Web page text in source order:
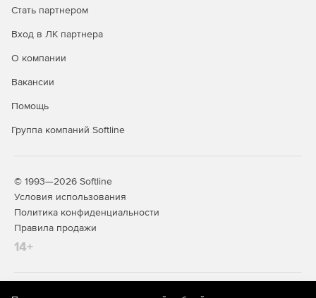
Интеграция с DLP и SIEM.
Специальные службы (встроены в
продукт и входят в его стоимость):
Почтовый сервер.
IP-телефония.
Дополнительные модули:
Антивирус Kaspersky.
Антиспам Kaspersky.
Стать партнером
Вход в ЛК партнера
О компании
Вакансии
Помощь
Группа компаний Softline
© 1993—2026 Softline
Условия использования
Политика конфиденциальности
Правила продажи
14+